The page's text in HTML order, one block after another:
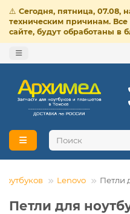
⚠️ Сегодня, пятница, 07.08,
техническим причинам.
сайте, будут обработаны в
Lenovo Петли
Петли для